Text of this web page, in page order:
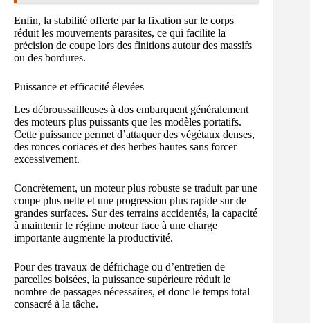
Enfin, la stabilité offerte par la fixation sur le corps
réduit les mouvements parasites, ce qui facilite la
précision de coupe lors des finitions autour des massifs
ou des bordures.
Puissance et efficacité élevées
Les débroussailleuses à dos embarquent généralement
des moteurs plus puissants que les modèles portatifs.
Cette puissance permet d’attaquer des végétaux denses,
des ronces coriaces et des herbes hautes sans forcer
excessivement.
Concrètement, un moteur plus robuste se traduit par une
coupe plus nette et une progression plus rapide sur de
grandes surfaces. Sur des terrains accidentés, la capacité
à maintenir le régime moteur face à une charge
importante augmente la productivité.
Pour des travaux de défrichage ou d’entretien de
parcelles boisées, la puissance supérieure réduit le
nombre de passages nécessaires, et donc le temps total
consacré à la tâche.